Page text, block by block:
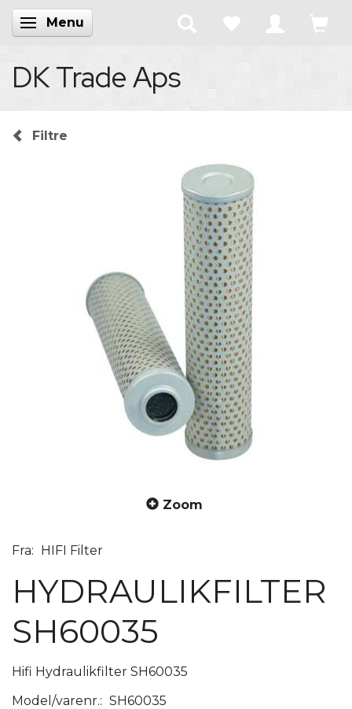
Skifte navigation
Menu
DK Trade Aps
Filtre
Zoom
Fra: HIFI Filter
HYDRAULIKFILTER
SH60035
Hifi Hydraulikfilter SH60035
Model/varenr.: SH60035